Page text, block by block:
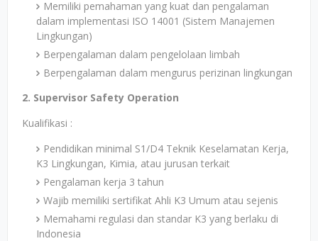
Memiliki pemahaman yang kuat dan pengalaman
dalam implementasi ISO 14001 (Sistem Manajemen
Lingkungan)
Berpengalaman dalam pengelolaan limbah
Berpengalaman dalam mengurus perizinan lingkungan
2. Supervisor Safety Operation
Kualifikasi :
Pendidikan minimal S1/D4 Teknik Keselamatan Kerja,
K3 Lingkungan, Kimia, atau jurusan terkait
Pengalaman kerja 3 tahun
Wajib memiliki sertifikat Ahli K3 Umum atau sejenis
Memahami regulasi dan standar K3 yang berlaku di
Indonesia